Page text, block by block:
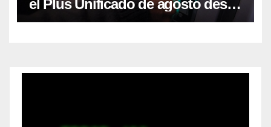
el Plus Unificado de agosto desde
el viernes 7/8